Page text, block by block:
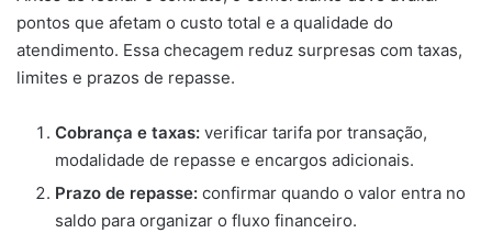
pontos que afetam o custo total e a qualidade do
atendimento. Essa checagem reduz surpresas com taxas,
limites e prazos de repasse.
Cobrança e taxas: verificar tarifa por transação,
modalidade de repasse e encargos adicionais.
Prazo de repasse: confirmar quando o valor entra no
saldo para organizar o fluxo financeiro.